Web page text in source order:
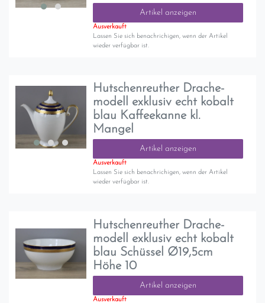
Artikel anzeigen
Ausverkauft
Lassen Sie sich benachrichigen, wenn der Artikel
wieder verfügbar ist.
Hutschenreuther Drache-
modell exklusiv echt kobalt
blau Kaffeekanne kl.
Mangel
Artikel anzeigen
Ausverkauft
Lassen Sie sich benachrichigen, wenn der Artikel
wieder verfügbar ist.
Hutschenreuther Drache-
modell exklusiv echt kobalt
blau Schüssel Ø19,5cm
Höhe 10
Artikel anzeigen
Ausverkauft